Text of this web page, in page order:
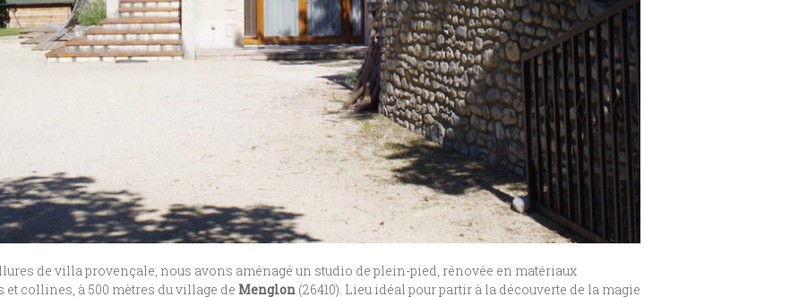
de villa provençale, nous avons aménagé un studio de plein-pied, rénovée en matériaux
collines, à 500 mètres du village de Menglon (26410). Lieu idéal pour partir à la découverte de la magie